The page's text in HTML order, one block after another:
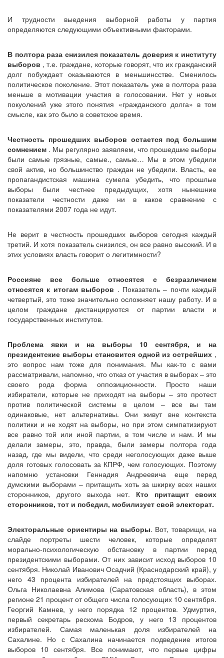
И трудности выедения выборной работы у партия
определяются следующими объективными факторами.
В полтора раза снизился показатель доверия к институту
выборов , т.е. граждане, которые говорят, что их гражданский
долг побуждает оказываются в меньшинсстве. Сменилось
политическое поколение. Этот показатель уже в полтора раза
меньше в мотивации участия в голосовании. Нет у новых
покуолений уже этого понятия «гражданского долга» в том
смысле, как это было в советское время.
Честность прошедших выборов остается под большим
сомнением . Мы регулярно заявляем, что прошедшие выборы
были самые грязные, самые., самые… Мы в этом убедили
свой актив, но большинство граждан не убедили. Власть, ее
пропагандистская машина сумела убедить, что прошлые
выборы были честнее предыдущих, хотя нынешние
показатели честности даже ни в какое сравнение с
показателями 2007 года не идут.
Не верит в честность прошедших выборов сегодня каждый
третий. И хотя показатель снизился, он все равно высокий. И в
этих условиях власть говорит о легитимности?
Россияне все больше относятся с безразличием
относятся к итогам выборов . Показатель – почти каждый
четвертый, это тоже значительно осложняет нашу работу. И в
целом граждане дистанцируются от партии власти и
государственных институтов.
Проблема явки и на выборы 10 сентября, и на
президентские выборы становится одной из острейших ,
это вопрос нам тоже для понимания. Мы как-то с вами
рассматривали, напомню, что отказ от участия в выборах – это
своего рода форма оппозиционности. Просто наши
избиратели, которые не приходят на выборы – это протест
против политической системы в целом – все вы там
одинаковые, нет альтернативы. Они живут вне контекста
политики и не ходят на выборы, но при этом симпатизируют
все равно той или иной партии, в том числе и нам. И мы
делали замеры, это, правда, были замеры полтора года
назад, где мы видели, что среди неголосующих даже выше
доля готовых голосовать за КПРФ, чем голосующих. Поэтому
напомню установки Геннадия Андреевича еще перед
думскими выборами – притащить хоть за шкирку всех наших
сторонников, другого выхода нет. Кто притащит своих
сторонников, тот и победил, мобилизует свой электорат.
Электоральные ориентиры на выборы. Вот, товарищи, на
слайде портреты шести человек, которые определят
морально-психологическую обстановку в партии перед
президентскими выборами. От них зависит исход выборов 10
сентября. Николай Иванович Осадчий (Краснодарский край), у
него 43 процента избирателей на предстоящих выборах.
Ольга Николаевна Алимова (Саратовская область), в этом
регионе 21 процент от общего числа голосующих 10 сентября.
Георгий Камнев, у него порядка 12 процентов. Удмуртия,
первый секретарь рескома Бодров, у него 13 процентов
избирателей. Самая маленькая доля избирателей на
Сахалине. Но с Сахалина начинается подведение итогов
выборов 10 сентября. Все понимают, что первые цифры